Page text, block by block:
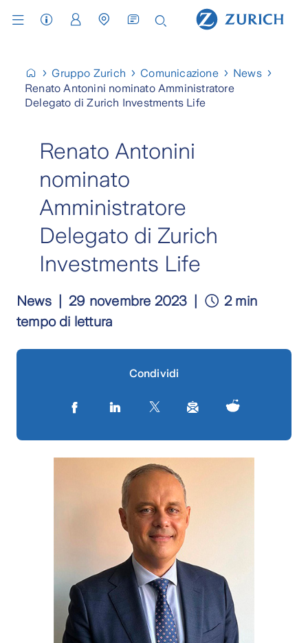
Gruppo Zurich Comunicazione
News
Renato Antonini nominato Amministratore
Delegato di Zurich Investments Life
Renato Antonini
nominato
Amministratore
Delegato di Zurich
Investments Life
News 29 novembre 2023
2 min
tempo di lettura
Condividi